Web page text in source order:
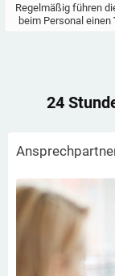
Regelmäßig führen
beim Personal einen
24